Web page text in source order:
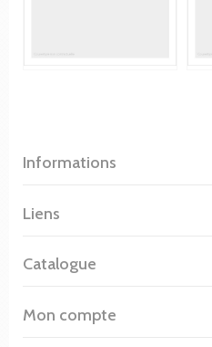
Informations
Liens
Catalogue
Mon compte